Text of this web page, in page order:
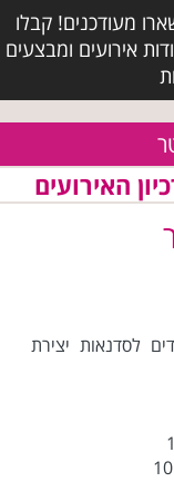
מעודכנים! קבלו
אירועים ומבצעים
האירועים
לסדנאות יצירת